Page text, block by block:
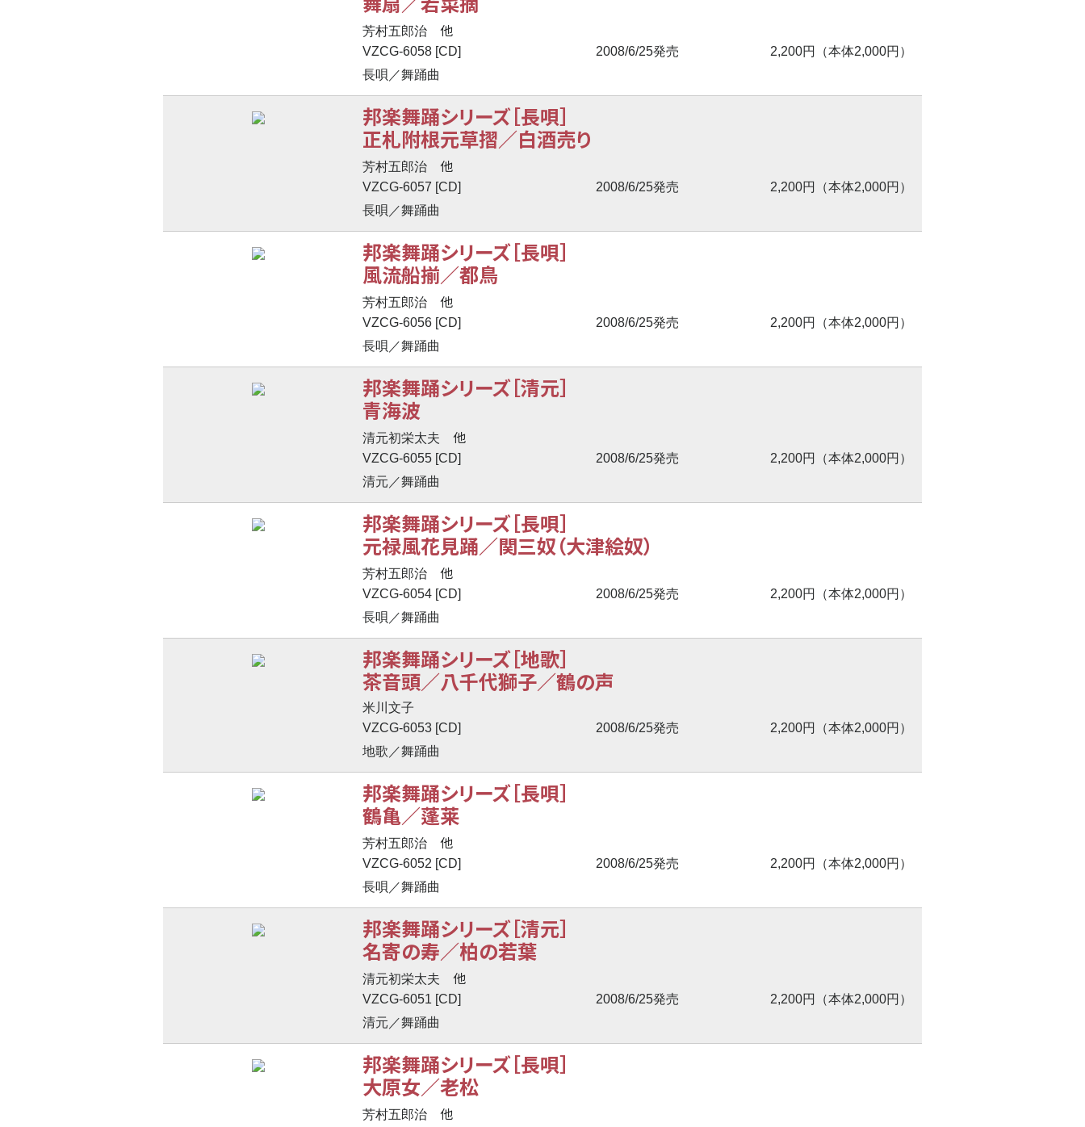
芳村五郎治 他
VZCG-6058 [CD] 2008/6/25発売
2,200円（本体2,000円）
長唄／舞踊曲
邦楽舞踊シリーズ［長唄］
正札附根元草摺／白酒売り
芳村五郎治 他
VZCG-6057 [CD] 2008/6/25発売
2,200円（本体2,000円）
長唄／舞踊曲
邦楽舞踊シリーズ［長唄］
風流船揃／都鳥
芳村五郎治 他
VZCG-6056 [CD] 2008/6/25発売
2,200円（本体2,000円）
長唄／舞踊曲
邦楽舞踊シリーズ［清元］
青海波
清元初栄太夫 他
VZCG-6055 [CD] 2008/6/25発売
2,200円（本体2,000円）
清元／舞踊曲
邦楽舞踊シリーズ［長唄］
元禄風花見踊／関三奴（大津絵奴）
芳村五郎治 他
VZCG-6054 [CD] 2008/6/25発売
2,200円（本体2,000円）
長唄／舞踊曲
邦楽舞踊シリーズ［地歌］
茶音頭／八千代獅子／鶴の声
米川文子
VZCG-6053 [CD]
2008/6/25発売
2,200円（本体2,000円）
地歌／舞踊曲
邦楽舞踊シリーズ［長唄］
鶴亀／蓬莱
芳村五郎治 他
VZCG-6052 [CD] 2008/6/25発売
2,200円（本体2,000円）
長唄／舞踊曲
邦楽舞踊シリーズ［清元］
名寄の寿／柏の若葉
清元初栄太夫 他
VZCG-6051 [CD] 2008/6/25発売
2,200円（本体2,000円）
清元／舞踊曲
邦楽舞踊シリーズ［長唄］
大原女／老松
芳村五郎治 他